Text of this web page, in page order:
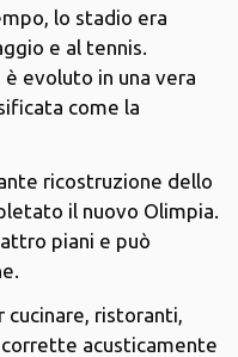
lo stadio era
e al tennis.
evoluto in una vera
come la
ricostruzione dello
il nuovo Olimpia.
piani e può
cucinare, ristoranti,
acusticamente